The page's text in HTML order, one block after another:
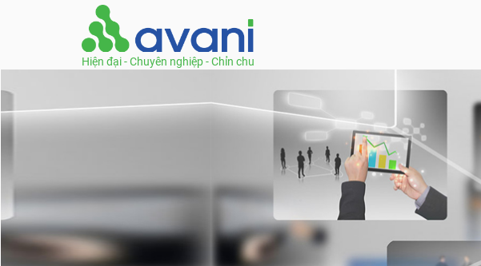
Hiện đại - Chuyên nghiệp - Chỉn chu